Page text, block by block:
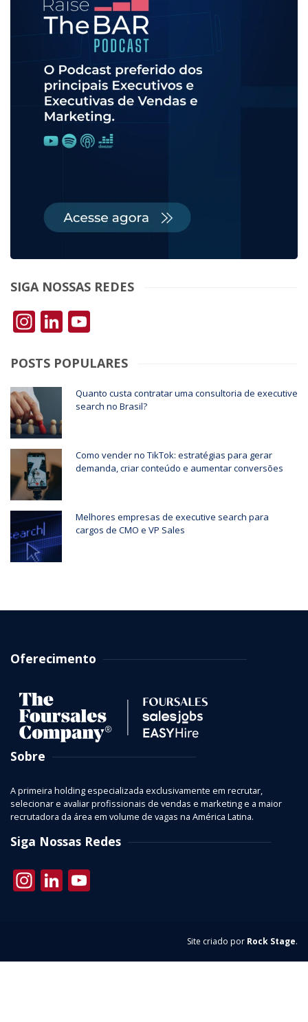
SIGA NOSSAS REDES
Instagram
LinkedIn
POSTS POPULARES
Quanto custa contratar uma consultoria de executive
search no Brasil?
Como vender no TikTok: estratégias para gerar
demanda, criar conteúdo e aumentar conversões
Melhores empresas de executive search para
cargos de CMO e VP Sales
Oferecimento
Sobre
A primeira holding especializada exclusivamente em recrutar,
selecionar e avaliar profissionais de vendas e marketing e a maior
recrutadora da área em volume de vagas na América Latina.
Siga Nossas Redes
Instagram
LinkedIn
Site criado por Rock Stage.